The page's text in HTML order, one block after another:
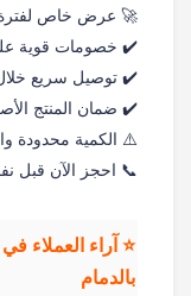
🚀 عرض خاص لفترة
✔️ خصومات قوية
✔️ توصيل سريع
✔️ ضمان المنتج الأصلي
⚠️ الكمية محدودة
📞 احجز الآن قبل
⭐ آراء العملاء
بالدمام